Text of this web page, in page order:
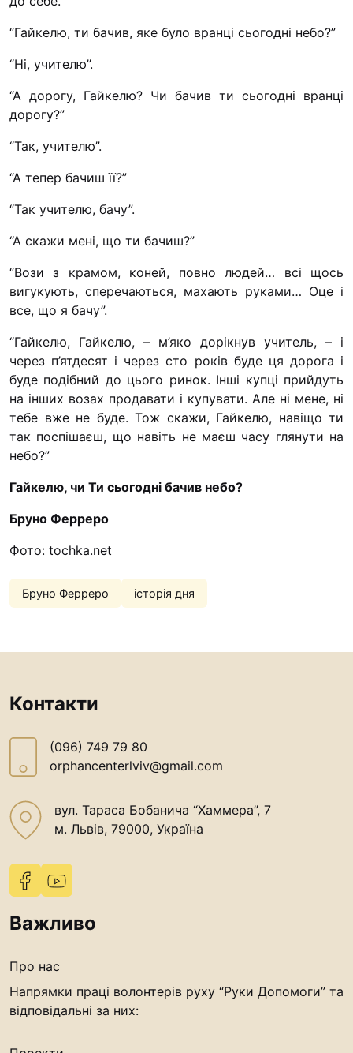
Законодавство
“Гайкелю, ти бачив, яке було вранці сьогодні небо?”
“Ні, учителю”.
“А дорогу, Гайкелю? Чи бачив ти сьогодні вранці
дорогу?”
“Так, учителю”.
“А тепер бачиш її?”
“Так учителю, бачу”.
“А скажи мені, що ти бачиш?”
“Вози з крамом, коней, повно людей… всі щось
вигукують, сперечаються, махають руками… Оце і
все, що я бачу”.
“Гайкелю, Гайкелю, – м’яко дорікнув учитель, – і
через п’ятдесят і через сто років буде ця дорога і
буде подібний до цього ринок. Інші купці прийдуть
на інших возах продавати і купувати. Але ні мене, ні
тебе вже не буде. Тож скажи, Гайкелю, навіщо ти
так поспішаєш, що навіть не маєш часу глянути на
небо?”
Гайкелю, чи Ти сьогодні бачив небо?
Бруно Ферреро
Фото: tochka.net
Бруно Ферреро історія дня
Контакти
(096) 749 79 80
orphancenterlviv@gmail.com
вул. Тараса Бобанича “Хаммера”, 7
м. Львів, 79000, Україна
Важливо
Про нас
Напрямки праці волонтерів руху “Руки Допомоги” та
відповідальні за них: